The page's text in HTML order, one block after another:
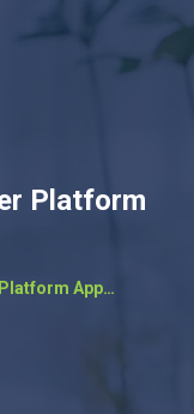
Platform
App…